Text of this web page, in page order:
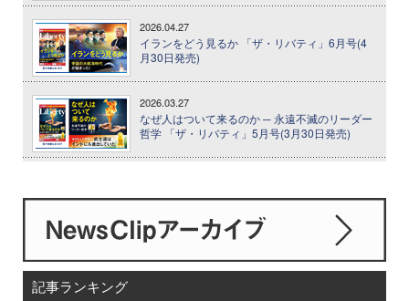
2026.04.27
イランをどう見るか 「ザ・リバティ」6月号(4
月30日発売)
2026.03.27
なぜ人はついて来るのか ─ 永遠不滅のリーダー
哲学 「ザ・リバティ」5月号(3月30日発売)
記事ランキング